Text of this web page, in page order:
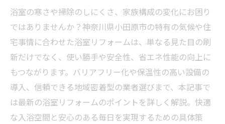
浴室の寒さや掃除のしにくさ、家族構成の変化にお困り
ではありませんか？神奈川県小田原市の特有の気候や住
宅事情に合わせた浴室リフォームは、単なる見た目の刷
新だけでなく、使い勝手や安全性、省エネ性能の向上に
もつながります。バリアフリー化や保温性の高い設備の
導入、信頼できる地域密着型の業者選びまで、本記事で
は最新の浴室リフォームのポイントを詳しく解説。快適
な入浴空間と安心のある毎日を実現するための具体策